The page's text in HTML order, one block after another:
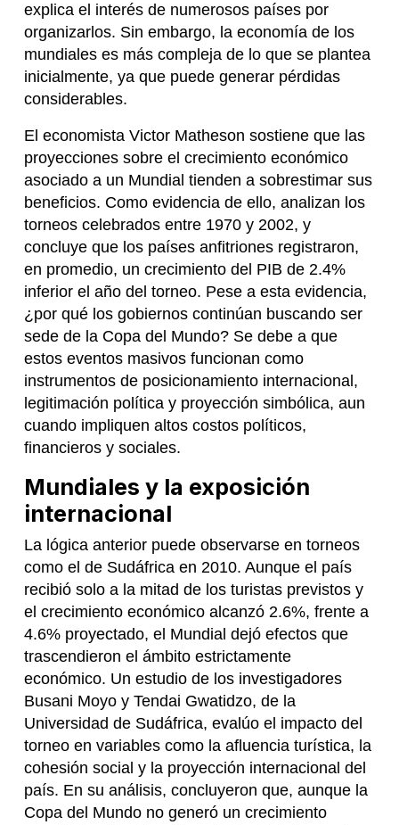
explica el interés de numerosos países por
organizarlos. Sin embargo, la economía de los
mundiales es más compleja de lo que se plantea
inicialmente, ya que puede generar pérdidas
considerables.
El economista Victor Matheson sostiene que las
proyecciones sobre el crecimiento económico
asociado a un Mundial tienden a sobrestimar sus
beneficios. Como evidencia de ello, analizan los
torneos celebrados entre 1970 y 2002, y
concluye que los países anfitriones registraron,
en promedio, un crecimiento del PIB de 2.4%
inferior el año del torneo. Pese a esta evidencia,
¿por qué los gobiernos continúan buscando ser
sede de la Copa del Mundo? Se debe a que
estos eventos masivos funcionan como
instrumentos de posicionamiento internacional,
legitimación política y proyección simbólica, aun
cuando impliquen altos costos políticos,
financieros y sociales.
Mundiales y la exposición
internacional
La lógica anterior puede observarse en torneos
como el de Sudáfrica en 2010. Aunque el país
recibió solo a la mitad de los turistas previstos y
el crecimiento económico alcanzó 2.6%, frente a
4.6% proyectado, el Mundial dejó efectos que
trascendieron el ámbito estrictamente
económico. Un estudio de los investigadores
Busani Moyo y Tendai Gwatidzo, de la
Universidad de Sudáfrica, evalúo el impacto del
torneo en variables como la afluencia turística, la
cohesión social y la proyección internacional del
país. En su análisis, concluyeron que, aunque la
Copa del Mundo no generó un crecimiento